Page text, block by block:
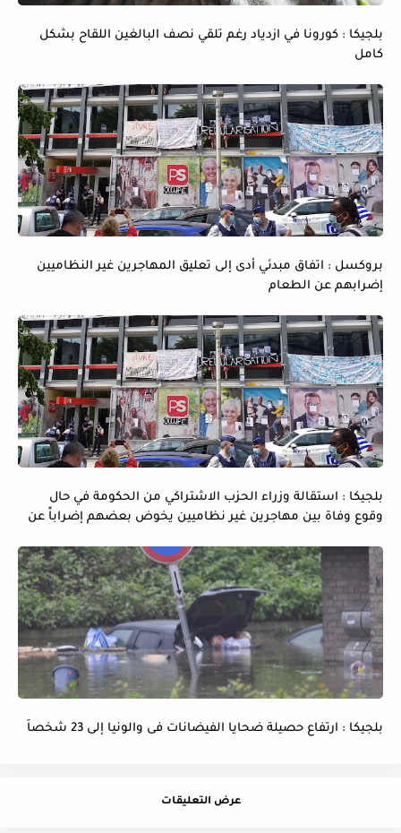
بلجيكا : كورونا في ازدياد رغم تلقي نصف البالغين اللقاح بشكل
كامل
بروكسل : اتفاق مبدئي أدى إلى تعليق المهاجرين غير النظاميين
إضرابهم عن الطعام
بلجيكا : استقالة وزراء الحزب الاشتراكي من الحكومة في حال
وقوع وفاة بين مهاجرين غير نظاميين يخوض بعضهم إضراباً عن
بلجيكا : ارتفاع حصيلة ضحايا الفيضانات فى والونيا إلى 23 شخصاً
عرض التعليقات